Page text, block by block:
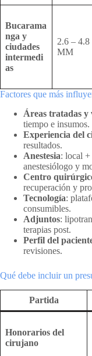
Bucarama
nga y
ciudades
intermedi
as
2.6 – 4.8
MM
Factores que más
Áreas tratadas y
tiempo e insumos.
Experiencia del
resultados.
Anestesia: local +
anestesiólogo y
Centro
recuperación y
Tecnología:
consumibles.
Adjuntos:
terapias post.
Perfil del
revisiones.
Qué debe incluir un
Partida
Honorarios del
cirujano